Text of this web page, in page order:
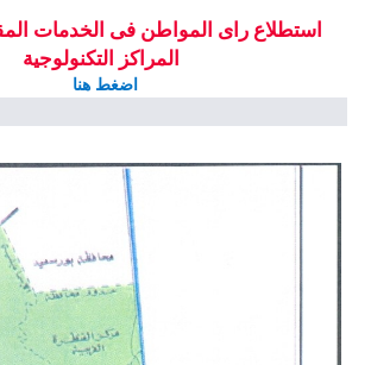
استطلاع راى المواطن فى الخدمات
اضغط هنا